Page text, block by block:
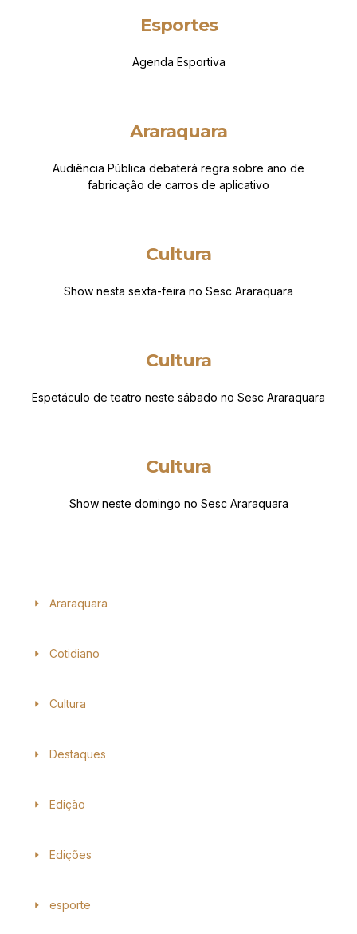
Esportes
Agenda Esportiva
Araraquara
Audiência Pública debaterá regra sobre ano de
fabricação de carros de aplicativo
Cultura
Show nesta sexta-feira no Sesc Araraquara
Cultura
Espetáculo de teatro neste sábado no Sesc Araraquara
Cultura
Show neste domingo no Sesc Araraquara
Araraquara
Cotidiano
Cultura
Destaques
Edição
Edições
esporte